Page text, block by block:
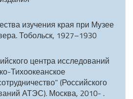
изучения края при Музее
Тобольск, 1927–1930
центра исследований
Тихоокеанское
(Российского
АТЭС). Москва, 2010- .